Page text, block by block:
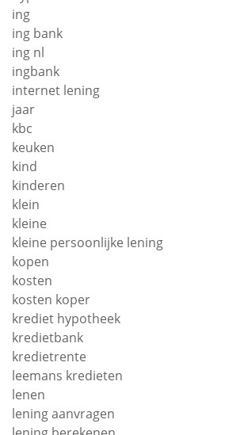
ing
ing bank
ing nl
ingbank
internet lening
jaar
kbc
keuken
kind
kinderen
klein
kleine
kleine persoonlijke lening
kopen
kosten
kosten koper
krediet hypotheek
kredietbank
kredietrente
leemans kredieten
lenen
lening aanvragen